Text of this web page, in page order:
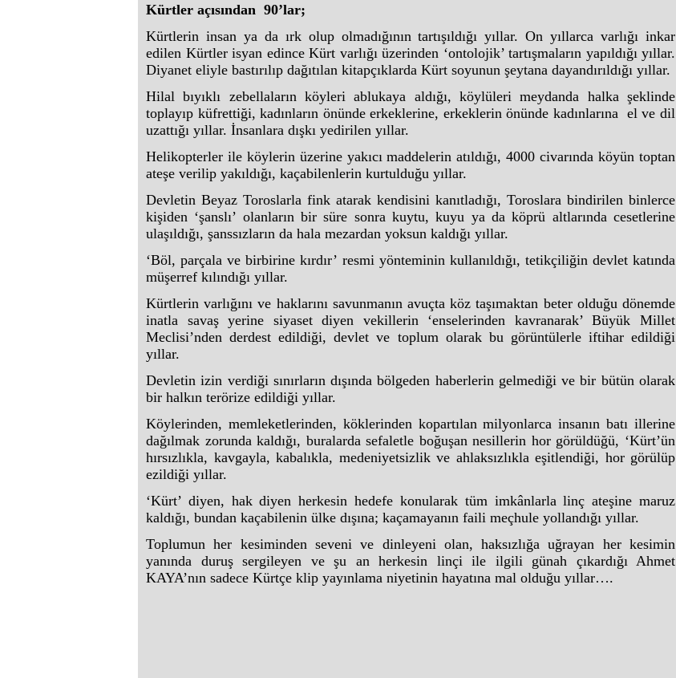
Kürtler açısından 90’lar;
Kürtlerin insan ya da ırk olup olmadığının tartışıldığı yıllar. On yıllarca varlığı inkar
edilen Kürtler isyan edince Kürt varlığı üzerinden ‘ontolojik’ tartışmaların yapıldığı yıllar.
Diyanet eliyle bastırılıp dağıtılan kitapçıklarda Kürt soyunun şeytana dayandırıldığı yıllar.
Hilal bıyıklı zebellaların köyleri ablukaya aldığı, köylüleri meydanda halka şeklinde
toplayıp küfrettiği, kadınların önünde erkeklerine, erkeklerin önünde kadınlarına el ve dil
uzattığı yıllar. İnsanlara dışkı yedirilen yıllar.
Helikopterler ile köylerin üzerine yakıcı maddelerin atıldığı, 4000 civarında köyün toptan
ateşe verilip yakıldığı, kaçabilenlerin kurtulduğu yıllar.
Devletin Beyaz Toroslarla fink atarak kendisini kanıtladığı, Toroslara bindirilen binlerce
kişiden ‘şanslı’ olanların bir süre sonra kuytu, kuyu ya da köprü altlarında cesetlerine
ulaşıldığı, şanssızların da hala mezardan yoksun kaldığı yıllar.
‘Böl, parçala ve birbirine kırdır’ resmi yönteminin kullanıldığı, tetikçiliğin devlet katında
müşerref kılındığı yıllar.
Kürtlerin varlığını ve haklarını savunmanın avuçta köz taşımaktan beter olduğu dönemde
inatla savaş yerine siyaset diyen vekillerin ‘enselerinden kavranarak’ Büyük Millet
Meclisi’nden derdest edildiği, devlet ve toplum olarak bu görüntülerle iftihar edildiği
yıllar.
Devletin izin verdiği sınırların dışında bölgeden haberlerin gelmediği ve bir bütün olarak
bir halkın terörize edildiği yıllar.
Köylerinden, memleketlerinden, köklerinden kopartılan milyonlarca insanın batı illerine
dağılmak zorunda kaldığı, buralarda sefaletle boğuşan nesillerin hor görüldüğü, ‘Kürt’ün
hırsızlıkla, kavgayla, kabalıkla, medeniyetsizlik ve ahlaksızlıkla eşitlendiği, hor görülüp
ezildiği yıllar.
‘Kürt’ diyen, hak diyen herkesin hedefe konularak tüm imkânlarla linç ateşine maruz
kaldığı, bundan kaçabilenin ülke dışına; kaçamayanın faili meçhule yollandığı yıllar.
Toplumun her kesiminden seveni ve dinleyeni olan, haksızlığa uğrayan her kesimin
yanında duruş sergileyen ve şu an herkesin linçi ile ilgili günah çıkardığı Ahmet
KAYA’nın sadece Kürtçe klip yayınlama niyetinin hayatına mal olduğu yıllar….